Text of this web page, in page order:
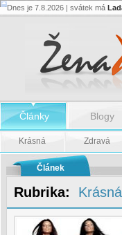
Plavky
2010
aneb
máte
povolení
zabíjet
Dnes je 7.8.2026 | svátek má
Články Blogy
Krásná Zdravá
Článek
Rubrika: Krásná